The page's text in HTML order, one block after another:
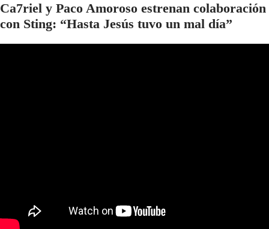
Ca7riel y Paco Amoroso estrenan colaboración
con Sting: “Hasta Jesús tuvo un mal día”